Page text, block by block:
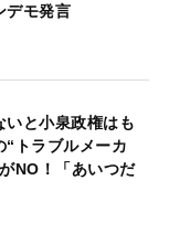
デモ発言
いと小泉政権はも
“トラブルメーカ
NO！「あいつだ